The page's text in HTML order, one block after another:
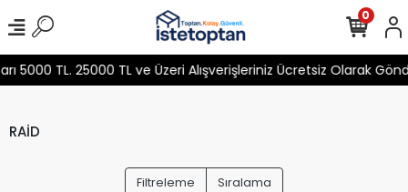
5000 TL. 25000 TL ve Üzeri Alışverişleriniz Ücretsiz Olarak
0
RAİD
Filtreleme Sıralama